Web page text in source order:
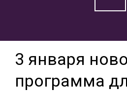
3 января
программа